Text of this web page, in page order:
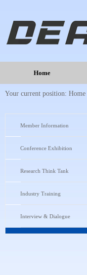
Home
Your current position: Home
Member Information
Conference Exhibition
Research Think Tank
Industry Training
Interview & Dialogue